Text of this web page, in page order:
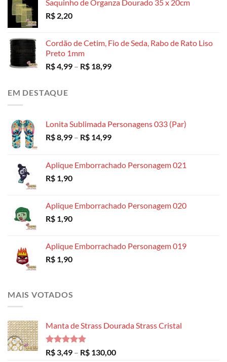
preço:
Saquinho de Organza Dourado 35 x 20cm
R$ 2,20
Cordão de Cetim, Fio de Seda, Rabo de Rato Liso
Preto 1mm
R$4,99 – R$ 18,99Faixa
EM DESTAQUE
Lonita Sublimada Personagens 033 (Par)
R$8,99 – R$ 14,99Faixa
R$ 8,99
Aplique Emborrachado Personagem 021
R$ 1,90
Aplique Emborrachado Personagem 020
R$ 1,90
Aplique Emborrachado Personagem 019
R$ 1,90
MAIS VOTADOS
Manta de Strass Dourada Strass Cristal
Avaliação
5.00
de 5
R$ 3,49 – R$ 130,00Faixa